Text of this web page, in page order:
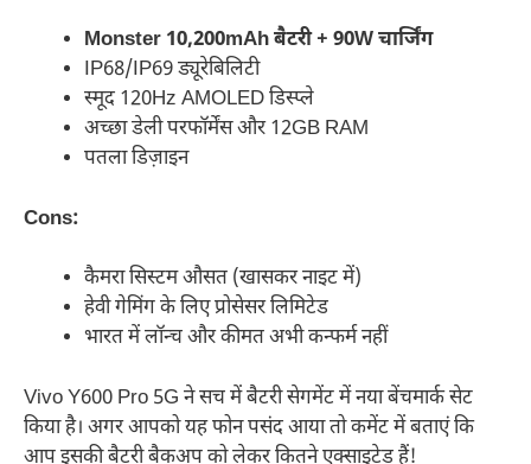
Monster 10,200mAh बैटरी + 90W चार्जिंग
IP68/IP69 ड्यूरेबिलिटी
स्मूद 120Hz AMOLED डिस्प्ले
अच्छा डेली परफॉर्मेंस और 12GB RAM
पतला डिज़ाइन
Cons:
कैमरा सिस्टम औसत (खासकर नाइट में)
हेवी गेमिंग के लिए प्रोसेसर लिमिटेड
भारत में लॉन्च और कीमत अभी कन्फर्म नहीं
Vivo Y600 Pro 5G ने सच में बैटरी सेगमेंट में नया बेंचमार्क सेट
किया है। अगर आपको यह फोन पसंद आया तो कमेंट में बताएं कि
आप इसकी बैटरी बैकअप को लेकर कितने एक्साइटेड हैं!